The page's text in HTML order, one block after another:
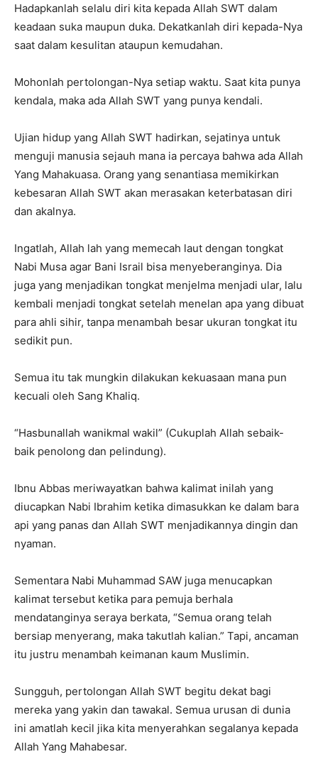
Hadapkanlah selalu diri kita kepada Allah SWT dalam
keadaan suka maupun duka. Dekatkanlah diri kepada-Nya
saat dalam kesulitan ataupun kemudahan.
Mohonlah pertolongan-Nya setiap waktu. Saat kita punya
kendala, maka ada Allah SWT yang punya kendali.
Ujian hidup yang Allah SWT hadirkan, sejatinya untuk
menguji manusia sejauh mana ia percaya bahwa ada Allah
Yang Mahakuasa. Orang yang senantiasa memikirkan
kebesaran Allah SWT akan merasakan keterbatasan diri
dan akalnya.
Ingatlah, Allah lah yang memecah laut dengan tongkat
Nabi Musa agar Bani Israil bisa menyeberanginya. Dia
juga yang menjadikan tongkat menjelma menjadi ular, lalu
kembali menjadi tongkat setelah menelan apa yang dibuat
para ahli sihir, tanpa menambah besar ukuran tongkat itu
sedikit pun.
Semua itu tak mungkin dilakukan kekuasaan mana pun
kecuali oleh Sang Khaliq.
“Hasbunallah wanikmal wakil” (Cukuplah Allah sebaik-
baik penolong dan pelindung).
Ibnu Abbas meriwayatkan bahwa kalimat inilah yang
diucapkan Nabi Ibrahim ketika dimasukkan ke dalam bara
api yang panas dan Allah SWT menjadikannya dingin dan
nyaman.
Sementara Nabi Muhammad SAW juga menucapkan
kalimat tersebut ketika para pemuja berhala
mendatanginya seraya berkata, “Semua orang telah
bersiap menyerang, maka takutlah kalian.” Tapi, ancaman
itu justru menambah keimanan kaum Muslimin.
Sungguh, pertolongan Allah SWT begitu dekat bagi
mereka yang yakin dan tawakal. Semua urusan di dunia
ini amatlah kecil jika kita menyerahkan segalanya kepada
Allah Yang Mahabesar.